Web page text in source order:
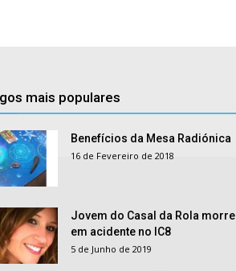
mais populares
Benefícios da Mesa Radiónica
16 de Fevereiro de 2018
Jovem do Casal da Rola morre
em acidente no IC8
5 de Junho de 2019